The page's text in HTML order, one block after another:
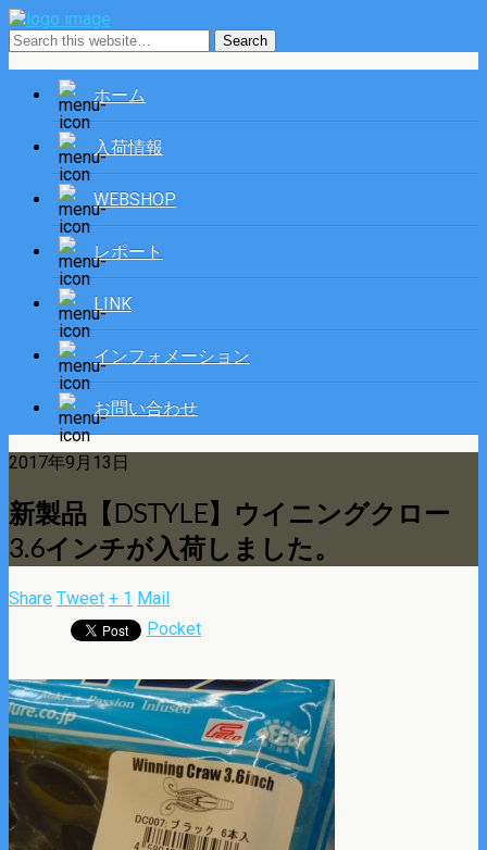
ホーム
入荷情報
WEBSHOP
レポート
LINK
インフォメーション
お問い合わせ
2017年9月13日
新製品【DSTYLE】ウイニングクロー
3.6インチが入荷しました。
Share Tweet + 1 Mail
Pocket